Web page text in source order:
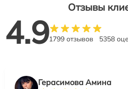
Отзывы
4.91799 отзывов 5358
Герасимова Амина